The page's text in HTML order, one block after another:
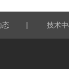
态 | 技术